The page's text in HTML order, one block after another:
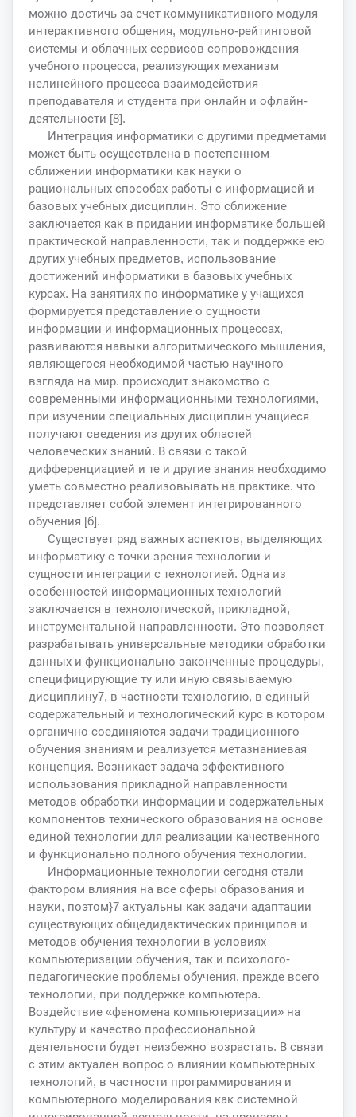
можно достичь за счет коммуникативного модуля
интерактивного общения, модульно-рейтинговой
системы и облачных сервисов сопровождения
учебного процесса, реализующих механизм
нелинейного процесса взаимодействия
преподавателя и студента при онлайн и офлайн-
деятельности [8].
Интеграция информатики с другими предметами
может быть осуществлена в постепенном
сближении информатики как науки о
рациональных способах работы с информацией и
базовых учебных дисциплин. Это сближение
заключается как в придании информатике большей
практической направленности, так и поддержке ею
других учебных предметов, использование
достижений информатики в базовых учебных
курсах. На занятиях по информатике у учащихся
формируется представление о сущности
информации и информационных процессах,
развиваются навыки алгоритмического мышления,
являющегося необходимой частью научного
взгляда на мир. происходит знакомство с
современными информационными технологиями,
при изучении специальных дисциплин учащиеся
получают сведения из других областей
человеческих знаний. В связи с такой
дифференциацией и те и другие знания необходимо
уметь совместно реализовывать на практике. что
представляет собой элемент интегрированного
обучения [б].
Существует ряд важных аспектов, выделяющих
информатику с точки зрения технологии и
сущности интеграции с технологией. Одна из
особенностей информационных технологий
заключается в технологической, прикладной,
инструментальной направленности. Это позволяет
разрабатывать универсальные методики обработки
данных и функционально законченные процедуры,
специфицирующие ту или иную связываемую
дисциплину7, в частности технологию, в единый
содержательный и технологический курс в котором
органично соединяются задачи традиционного
обучения знаниям и реализуется метазнаниевая
концепция. Возникает задача эффективного
использования прикладной направленности
методов обработки информации и содержательных
компонентов технического образования на основе
единой технологии для реализации качественного
и функционально полного обучения технологии.
Информационные технологии сегодня стали
фактором влияния на все сферы образования и
науки, поэтом}7 актуальны как задачи адаптации
существующих общедидактических принципов и
методов обучения технологии в условиях
компьютеризации обучения, так и психолого-
педагогические проблемы обучения, прежде всего
технологии, при поддержке компьютера.
Воздействие «феномена компьютеризации» на
культуру и качество профессиональной
деятельности будет неизбежно возрастать. В связи
с этим актуален вопрос о влиянии компьютерных
технологий, в частности программирования и
компьютерного моделирования как системной